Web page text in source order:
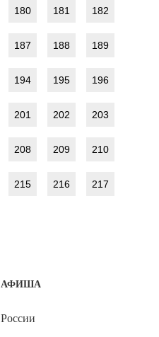
180 181 182
187 188 189
194 195 196
201 202 203
208 209 210
215 216 217
АФИША
России